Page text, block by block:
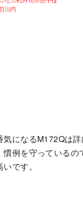
気になるM172Qは
慣例を守っているの
です。